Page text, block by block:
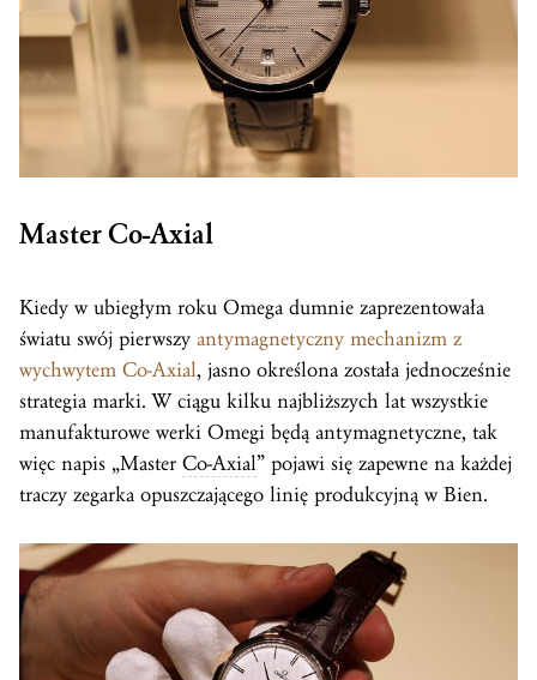
MasterCo-Axial
Kiedy w ubiegłym roku Omega dumnie zaprezentowała
światu swój pierwszy antymagnetyczny mechanizm z
wychwytem Co-Axial, jasno określona została jednocześnie
strategia marki. W ciągu kilku najbliższych lat wszystkie
manufakturowe werki Omegi będą antymagnetyczne, tak
więc napis „Master Co-Axial” pojawi się zapewne na każdej
traczy zegarka opuszczającego linię produkcyjną w Bien.